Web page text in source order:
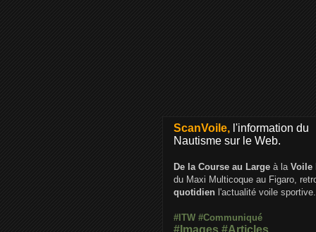
ScanVoile, l'information du
Nautisme sur le Web.
De la Course au Large à la Voile
du Maxi Multicoque au Figaro,
quotidien l'actualité voile sportive.
#ITW #Communiqué
#Images #Articles